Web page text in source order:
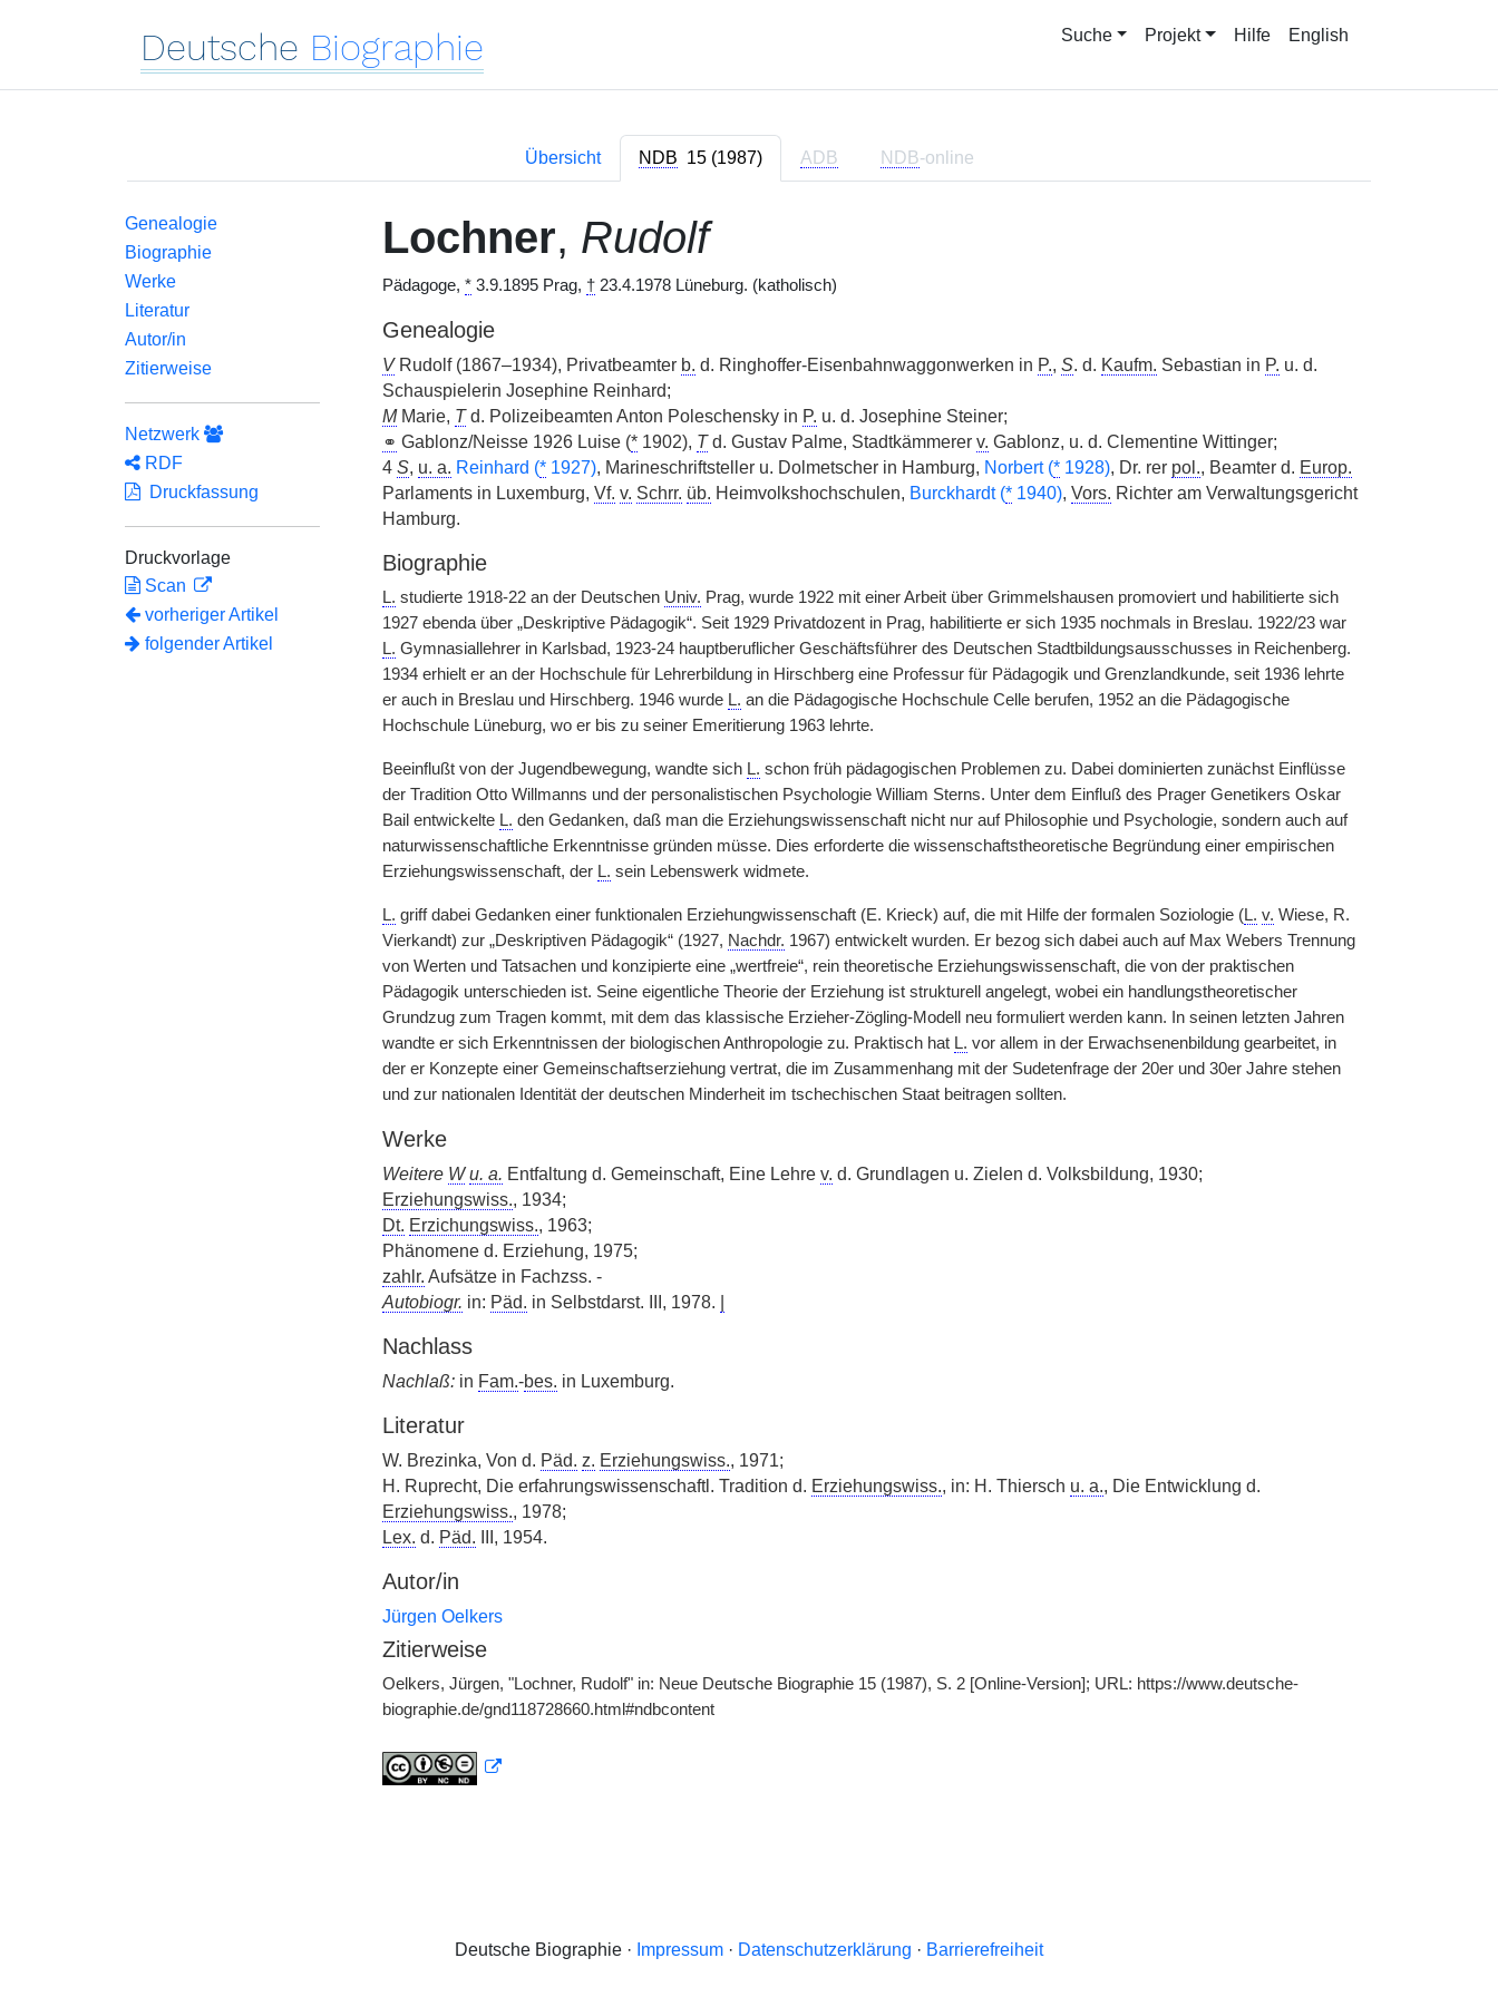
Deutsche Biographie Suche Projekt Hilfe English
Übersicht NDB 15 (1987) ADB NDB-online
Genealogie
Biographie
Werke
Literatur
Autor/in
Zitierweise
Netzwerk
RDF
Druckfassung
Druckvorlage
Scan
vorheriger Artikel
folgender Artikel
Lochner, Rudolf
Pädagoge, *3.9.1895 Prag, †23.4.1978 Lüneburg. (katholisch)
Genealogie
VRudolf (1867–1934), Privatbeamter b. d. Ringhoffer-Eisenbahnwaggonwerken in P., S. d. Kaufm. Sebastian in P. u. d.
Schauspielerin Josephine Reinhard;
MMarie, Td. Polizeibeamten Anton Poleschensky in P. u. d. Josephine Steiner;
⚭ Gablonz/Neisse 1926 Luise (*1902), Td. Gustav Palme, Stadtkämmerer v. Gablonz, u. d. Clementine Wittinger;
4 S, u. a. Reinhard (*1927), Marineschriftsteller u. Dolmetscher in Hamburg, Norbert (*1928), Dr. rer pol., Beamter d. Europ.
Parlaments in Luxemburg, Vf. v. Schrr. üb. Heimvolkshochschulen, Burckhardt (*1940), Vors. Richter am Verwaltungsgericht
Hamburg.
Biographie
L. studierte 1918-22 an der Deutschen Univ. Prag, wurde 1922 mit einer Arbeit über Grimmelshausen promoviert und habilitierte sich
1927 ebenda über „Deskriptive Pädagogik“. Seit 1929 Privatdozent in Prag, habilitierte er sich 1935 nochmals in Breslau. 1922/23 war
L. Gymnasiallehrer in Karlsbad, 1923-24 hauptberuflicher Geschäftsführer des Deutschen Stadtbildungsausschusses in Reichenberg.
1934 erhielt er an der Hochschule für Lehrerbildung in Hirschberg eine Professur für Pädagogik und Grenzlandkunde, seit 1936 lehrte
er auch in Breslau und Hirschberg. 1946 wurde L. an die Pädagogische Hochschule Celle berufen, 1952 an die Pädagogische
Hochschule Lüneburg, wo er bis zu seiner Emeritierung 1963 lehrte.
Beeinflußt von der Jugendbewegung, wandte sich L. schon früh pädagogischen Problemen zu. Dabei dominierten zunächst Einflüsse
der Tradition Otto Willmanns und der personalistischen Psychologie William Sterns. Unter dem Einfluß des Prager Genetikers Oskar
Bail entwickelte L. den Gedanken, daß man die Erziehungswissenschaft nicht nur auf Philosophie und Psychologie, sondern auch auf
naturwissenschaftliche Erkenntnisse gründen müsse. Dies erforderte die wissenschaftstheoretische Begründung einer empirischen
Erziehungswissenschaft, der L. sein Lebenswerk widmete.
L. griff dabei Gedanken einer funktionalen Erziehungwissenschaft (E. Krieck) auf, die mit Hilfe der formalen Soziologie (L. v. Wiese, R.
Vierkandt) zur „Deskriptiven Pädagogik“ (1927, Nachdr. 1967) entwickelt wurden. Er bezog sich dabei auch auf Max Webers Trennung
von Werten und Tatsachen und konzipierte eine „wertfreie“, rein theoretische Erziehungswissenschaft, die von der praktischen
Pädagogik unterschieden ist. Seine eigentliche Theorie der Erziehung ist strukturell angelegt, wobei ein handlungstheoretischer
Grundzug zum Tragen kommt, mit dem das klassische Erzieher-Zögling-Modell neu formuliert werden kann. In seinen letzten Jahren
wandte er sich Erkenntnissen der biologischen Anthropologie zu. Praktisch hat L. vor allem in der Erwachsenenbildung gearbeitet, in
der er Konzepte einer Gemeinschaftserziehung vertrat, die im Zusammenhang mit der Sudetenfrage der 20er und 30er Jahre stehen
und zur nationalen Identität der deutschen Minderheit im tschechischen Staat beitragen sollten.
Werke
Weitere W u. a. Entfaltung d. Gemeinschaft, Eine Lehre v. d. Grundlagen u. Zielen d. Volksbildung, 1930;
Erziehungswiss., 1934;
Dt. Erzichungswiss., 1963;
Phänomene d. Erziehung, 1975;
zahlr. Aufsätze in Fachzss. -
Autobiogr. in: Päd. in Selbstdarst. III, 1978.
Nachlass
Nachlaß:in Fam.-bes. in Luxemburg.
Literatur
W. Brezinka, Von d. Päd. z. Erziehungswiss., 1971;
H. Ruprecht, Die erfahrungswissenschaftl. Tradition d. Erziehungswiss., in: H. Thiersch u. a., Die Entwicklung d.
Erziehungswiss., 1978;
Lex. d. Päd. III, 1954.
Autor/in
Jürgen Oelkers
Zitierweise
Oelkers, Jürgen, "Lochner, Rudolf" in: Neue Deutsche Biographie 15 (1987), S. 2 [Online-Version]; URL: https://www.deutsche-
biographie.de/gnd118728660.html#ndbcontent
Deutsche Biographie · Impressum · Datenschutzerklärung · Barrierefreiheit